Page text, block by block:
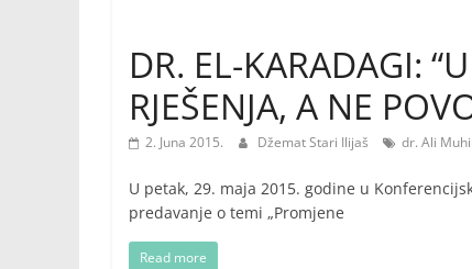
DR. EL-KARADAGI:
RJEŠENJA, A NE
2. Juna 2015. Džemat Stari Ilijaš dr. Ali
U petak, 29. maja 2015. godine u
predavanje o temi „Promjene
Read more